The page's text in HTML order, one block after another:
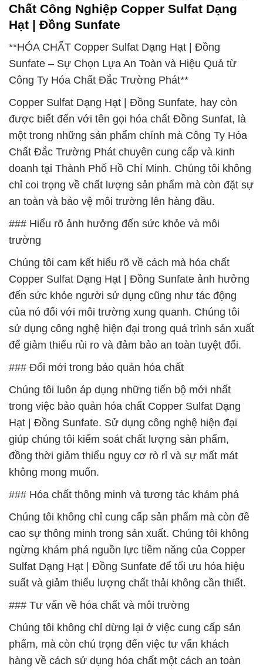
Chất Công Nghiệp Copper Sulfat Dạng
Hạt | Đồng Sunfate
**HÓA CHẤT Copper Sulfat Dạng Hạt | Đồng
Sunfate – Sự Chọn Lựa An Toàn và Hiệu Quả từ
Công Ty Hóa Chất Đắc Trường Phát**
Copper Sulfat Dạng Hạt | Đồng Sunfate, hay còn
được biết đến với tên gọi hóa chất Đồng Sunfat, là
một trong những sản phẩm chính mà Công Ty Hóa
Chất Đắc Trường Phát chuyên cung cấp và kinh
doanh tại Thành Phố Hồ Chí Minh. Chúng tôi không
chỉ coi trọng về chất lượng sản phẩm mà còn đặt sự
an toàn và bảo vệ môi trường lên hàng đầu.
### Hiểu rõ ảnh hưởng đến sức khỏe và môi
trường
Chúng tôi cam kết hiểu rõ về cách mà hóa chất
Copper Sulfat Dạng Hạt | Đồng Sunfate ảnh hưởng
đến sức khỏe người sử dụng cũng như tác động
của nó đối với môi trường xung quanh. Chúng tôi
sử dụng công nghệ hiện đại trong quá trình sản xuất
để giảm thiểu rủi ro và đảm bảo an toàn tuyệt đối.
### Đổi mới trong bảo quản hóa chất
Chúng tôi luôn áp dụng những tiến bộ mới nhất
trong việc bảo quản hóa chất Copper Sulfat Dạng
Hạt | Đồng Sunfate. Sử dụng công nghệ hiện đại
giúp chúng tôi kiểm soát chất lượng sản phẩm,
đồng thời giảm thiểu nguy cơ rò rỉ và sự mất mát
không mong muốn.
### Hóa chất thông minh và tương tác khám phá
Chúng tôi không chỉ cung cấp sản phẩm mà còn đề
cao sự thông minh trong sản xuất. Chúng tôi không
ngừng khám phá nguồn lực tiềm năng của Copper
Sulfat Dạng Hạt | Đồng Sunfate để tối ưu hóa hiệu
suất và giảm thiểu lượng chất thải không cần thiết.
### Tư vấn về hóa chất và môi trường
Chúng tôi không chỉ dừng lại ở việc cung cấp sản
phẩm, mà còn chú trọng đến việc tư vấn khách
hàng về cách sử dụng hóa chất một cách an toàn